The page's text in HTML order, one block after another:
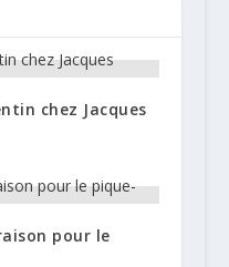
chez Jacques
pour le